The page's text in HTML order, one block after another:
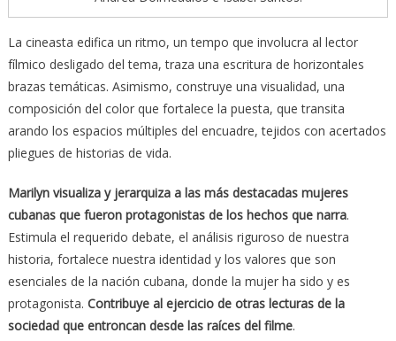
La cineasta edifica un ritmo, un tempo que involucra al lector
fílmico desligado del tema, traza una escritura de horizontales
brazas temáticas. Asimismo, construye una visualidad, una
composición del color que fortalece la puesta, que transita
arando los espacios múltiples del encuadre, tejidos con acertados
pliegues de historias de vida.
Marilyn visualiza y jerarquiza a las más destacadas mujeres
cubanas que fueron protagonistas de los hechos que narra.
Estimula el requerido debate, el análisis riguroso de nuestra
historia, fortalece nuestra identidad y los valores que son
esenciales de la nación cubana, donde la mujer ha sido y es
protagonista. Contribuye al ejercicio de otras lecturas de la
sociedad que entroncan desde las raíces del filme.